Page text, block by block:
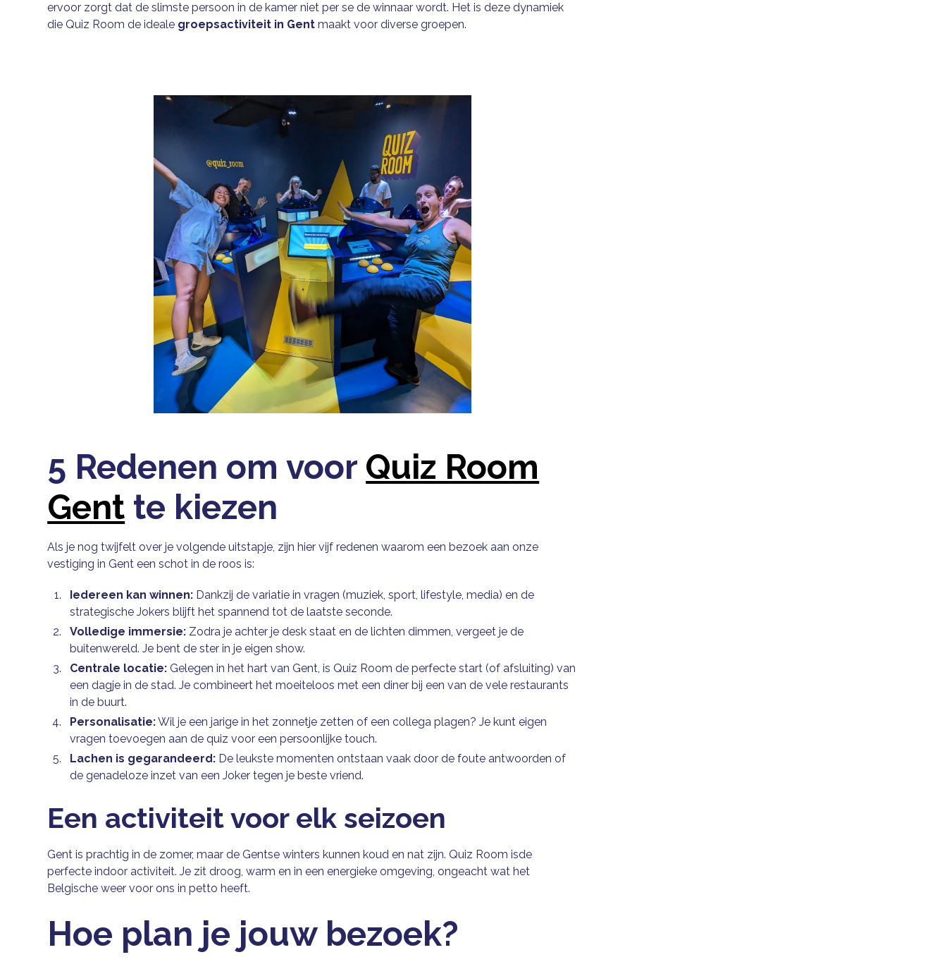
ervoor zorgt dat de slimste persoon in de kamer niet per se de winnaar wordt. Het is deze dynamiek
die Quiz Room de ideale groepsactiviteit in Gent maakt voor diverse groepen.
5 Redenen om voor Quiz Room
Gent te kiezen
Als je nog twijfelt over je volgende uitstapje, zijn hier vijf redenen waarom een bezoek aan onze
vestiging in Gent een schot in de roos is:
Iedereen kan winnen: Dankzij de variatie in vragen (muziek, sport, lifestyle, media) en de
strategische Jokers blijft het spannend tot de laatste seconde.
Volledige immersie: Zodra je achter je desk staat en de lichten dimmen, vergeet je de
buitenwereld. Je bent de ster in je eigen show.
Centrale locatie: Gelegen in het hart van Gent, is Quiz Room de perfecte start (of afsluiting) van
een dagje in de stad. Je combineert het moeiteloos met een diner bij een van de vele restaurants
in de buurt.
Personalisatie:Wil je een jarige in het zonnetje zetten of een collega plagen? Je kunt eigen
vragen toevoegen aan de quiz voor een persoonlijke touch.
Lachen is gegarandeerd: De leukste momenten ontstaan vaak door de foute antwoorden of
de genadeloze inzet van een Joker tegen je beste vriend.
Een activiteit voor elk seizoen
Gent is prachtig in de zomer, maar de Gentse winters kunnen koud en nat zijn. Quiz Room isde
perfecte indoor activiteit. Je zit droog, warm en in een energieke omgeving, ongeacht wat het
Belgische weer voor ons in petto heeft.
Hoe plan je jouw bezoek?